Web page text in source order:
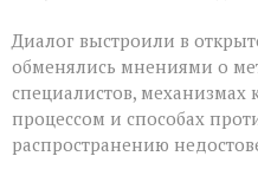
Диалог выстроили в
обменялись мнениями о
специалистов, механизмах
процессом и способах
распространению